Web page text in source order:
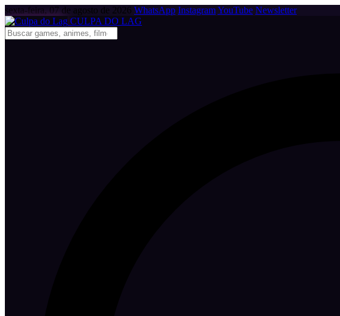
sexta-feira, 07 de agosto de 2026 WhatsApp InstagramYouTube Newsletter
CULPA DO LAG